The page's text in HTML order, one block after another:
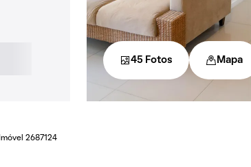
45 Fotos Mapa
Imóvel 2687124